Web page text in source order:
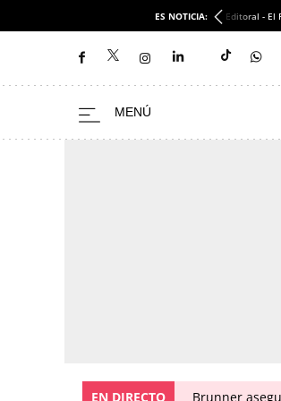
ES NOTICIA: Editoral - El
EN DIRECTO Brunner